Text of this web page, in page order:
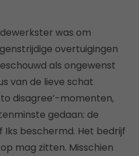
was om
overtuigingen
als ongewenst
van de lieve schat
disagree’-momenten,
gedaan: de
Iks beschermd. Het bedrijf
mag zitten. Misschien